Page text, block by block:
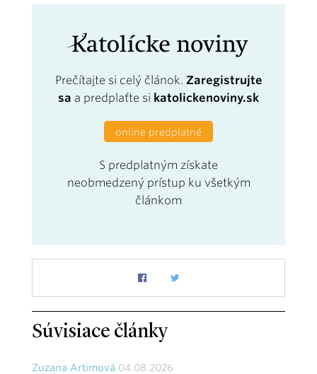
Prečítajte si celý článok. Zaregistrujte
sa a predplaťte si katolickenoviny.sk
online predplatné
S predplatným získate
neobmedzený prístup ku všetkým
článkom
Súvisiace články
Zuzana Artimová 04.08.2026